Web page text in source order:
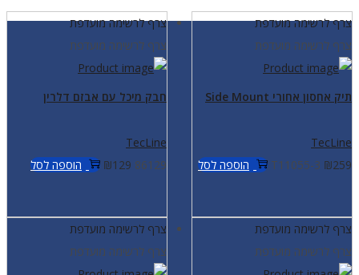
מהיר
צרף לרשימה מועדפת
צרף לרשימה מועדפת
תיק אחסון אחורי Side Mount
TecLine
T11055-3 ₪259 הוספה לסל
צרף לרשימה מועדפת
צרף לרשימה מועדפת
חבק מיכל עם אבזם דלרין
TecLine
86129
₪129 הוספה לסל
צרף לרשימה מועדפת
צרף לרשימה מועדפת
צרף לרשימה מועדפת
צרף לרשימה מועדפת